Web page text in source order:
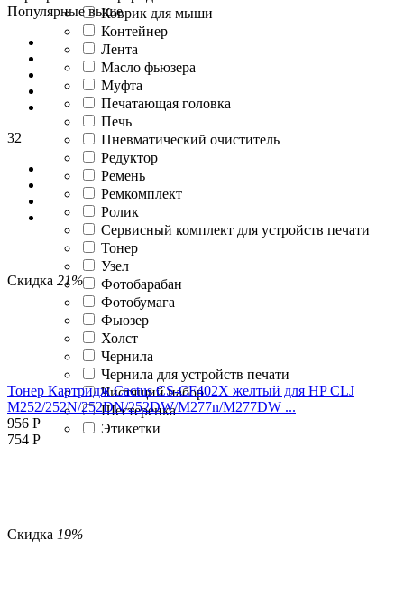
Коврик для мыши
Контейнер
Лента
Масло фьюзера
Муфта
Печатающая головка
Печь
Пневматический очиститель
Редуктор
Ремень
Ремкомплект
Ролик
Сервисный комплект для устройств печати
Тонер
Узел
Фотобарабан
Фотобумага
Фьюзер
Холст
Чернила
Чернила для устройств печати
Чистящий набор
Шестеренка
Этикетки
Популярные выше
32
Скидка 21%
Тонер Картридж Cactus CS-CF402X желтый для HP CLJ
M252/252N/252DN/252DW/M277n/M277DW ...
956 Р
754 Р
Скидка 19%